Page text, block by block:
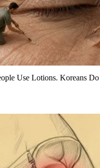
Use Lotions. Koreans